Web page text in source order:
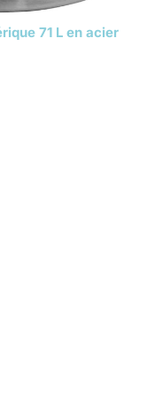
71 L en acier